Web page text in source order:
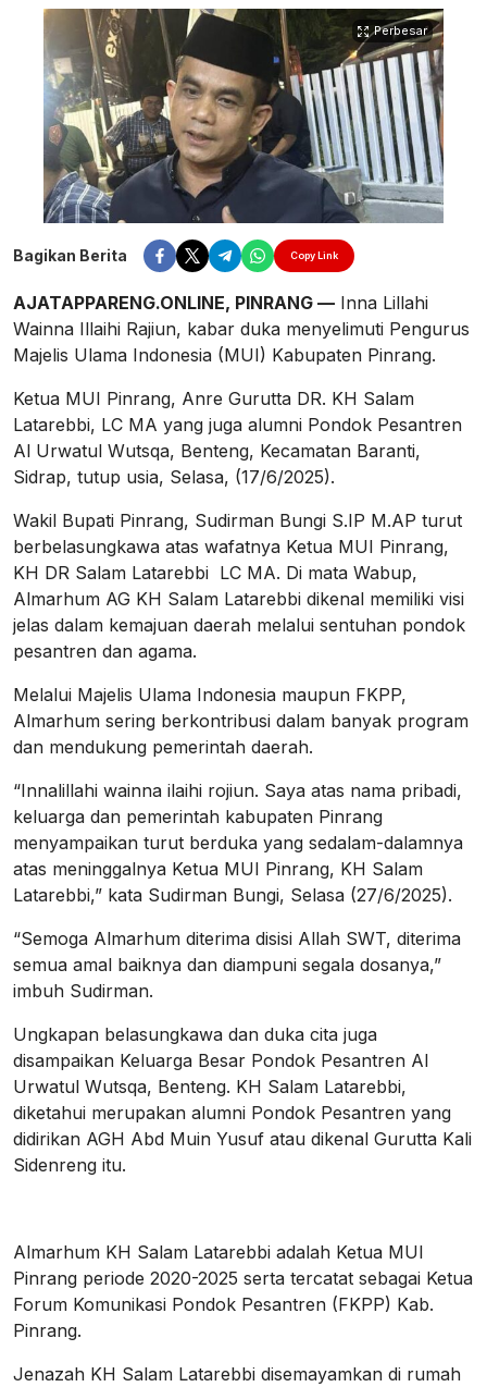
Perbesar
Bagikan Berita Copy Link
AJATAPPARENG.ONLINE, PINRANG — Inna Lillahi
Wainna Illaihi Rajiun, kabar duka menyelimuti Pengurus
Majelis Ulama Indonesia (MUI) Kabupaten Pinrang.
Ketua MUI Pinrang, Anre Gurutta DR. KH Salam
Latarebbi, LC MA yang juga alumni Pondok Pesantren
Al Urwatul Wutsqa, Benteng, Kecamatan Baranti,
Sidrap, tutup usia, Selasa, (17/6/2025).
Wakil Bupati Pinrang, Sudirman Bungi S.IP M.AP turut
berbelasungkawa atas wafatnya Ketua MUI Pinrang,
KH DR Salam Latarebbi LC MA. Di mata Wabup,
Almarhum AG KH Salam Latarebbi dikenal memiliki visi
jelas dalam kemajuan daerah melalui sentuhan pondok
pesantren dan agama.
Melalui Majelis Ulama Indonesia maupun FKPP,
Almarhum sering berkontribusi dalam banyak program
dan mendukung pemerintah daerah.
“Innalillahi wainna ilaihi rojiun. Saya atas nama pribadi,
keluarga dan pemerintah kabupaten Pinrang
menyampaikan turut berduka yang sedalam-dalamnya
atas meninggalnya Ketua MUI Pinrang, KH Salam
Latarebbi,” kata Sudirman Bungi, Selasa (27/6/2025).
“Semoga Almarhum diterima disisi Allah SWT, diterima
semua amal baiknya dan diampuni segala dosanya,”
imbuh Sudirman.
Ungkapan belasungkawa dan duka cita juga
disampaikan Keluarga Besar Pondok Pesantren Al
Urwatul Wutsqa, Benteng. KH Salam Latarebbi,
diketahui merupakan alumni Pondok Pesantren yang
didirikan AGH Abd Muin Yusuf atau dikenal Gurutta Kali
Sidenreng itu.
Almarhum KH Salam Latarebbi adalah Ketua MUI
Pinrang periode 2020-2025 serta tercatat sebagai Ketua
Forum Komunikasi Pondok Pesantren (FKPP) Kab.
Pinrang.
Jenazah KH Salam Latarebbi disemayamkan di rumah